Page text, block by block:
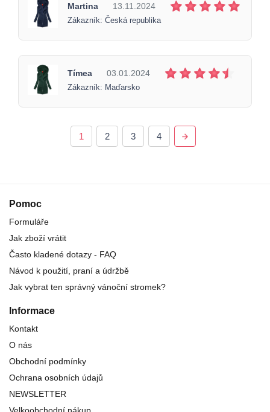
Martina 13.11.2024
Zákazník: Česká republika
Tímea 03.01.2024
Zákazník: Maďarsko
1 2 3 4
Pomoc
Formuláře
Jak zboží vrátit
Často kladené dotazy - FAQ
Návod k použití, praní a údržbě
Jak vybrat ten správný vánoční stromek?
Informace
Kontakt
O nás
Obchodní podmínky
Ochrana osobních údajů
NEWSLETTER
Velkoobchodní nákup